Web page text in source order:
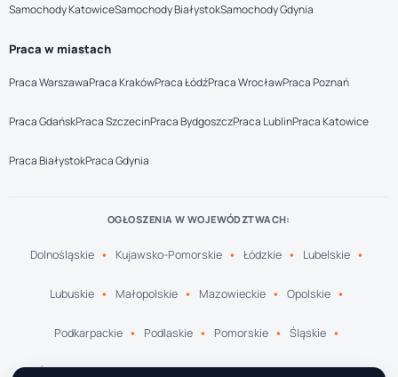
Samochody KatowiceSamochody BiałystokSamochody Gdynia
Praca w miastach
Praca WarszawaPraca KrakówPraca ŁódźPraca WrocławPraca Poznań
Praca GdańskPraca SzczecinPraca BydgoszczPraca LublinPraca Katowice
Praca BiałystokPraca Gdynia
OGŁOSZENIA W WOJEWÓDZTWACH:
Dolnośląskie Kujawsko-Pomorskie Łódzkie Lubelskie
Lubuskie Małopolskie Mazowieckie Opolskie
Podkarpackie Podlaskie Pomorskie Śląskie
Świętokrzyskie Warmińsko-Mazurskie Wielkopolskie